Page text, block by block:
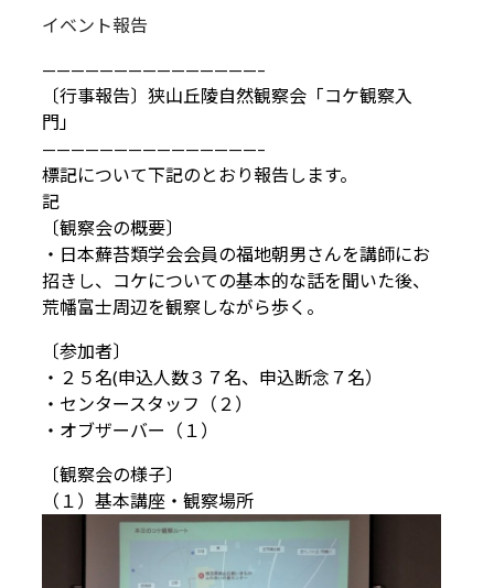
イベント報告
———————————————–
〔行事報告〕狭山丘陵自然観察会「コケ観察入
門」
———————————————–
標記について下記のとおり報告します。
記
〔観察会の概要〕
・日本蘚苔類学会会員の福地朝男さんを講師にお
招きし、コケについての基本的な話を聞いた後、
荒幡富士周辺を観察しながら歩く。
〔参加者〕
・２５名(申込人数３７名、申込断念７名）
・センタースタッフ（２）
・オブザーバー（１）
〔観察会の様子〕
（１）基本講座・観察場所